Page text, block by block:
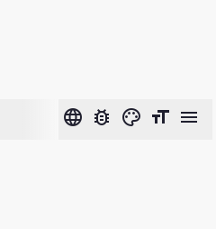
language bug_report color_lens format_size menu